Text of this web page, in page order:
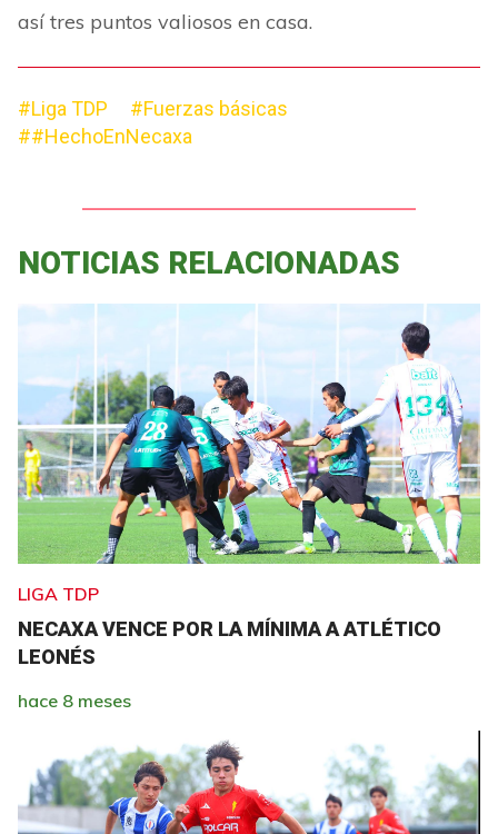
así tres puntos valiosos en casa.
#Liga TDP
#Fuerzas básicas
##HechoEnNecaxa
NOTICIAS RELACIONADAS
LIGA TDP
NECAXA VENCE POR LA MÍNIMA A ATLÉTICO
LEONÉS
hace 8 meses